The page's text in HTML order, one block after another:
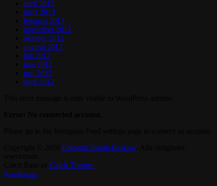
april 2013
mars 2013
februari 2013
november 2012
oktober 2012
augusti 2012
juli 2012
juni 2012
maj 2012
april 2012
Fotograf Stefan Beskow. Alla rättigheter
Catch Themes
Scrolla upp